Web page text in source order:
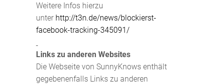
Weitere Infos hierzu
unter http://t3n.de/news/blockierst-
facebook-tracking-345091/
Links zu anderen Websites
Die Webseite von SunnyKnows enthält
gegebenenfalls Links zu anderen